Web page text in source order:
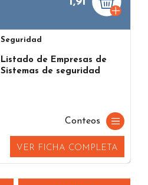
Seguridad
Listado de Empresas de
Sistemas de seguridad
Conteos
VER FICHA COMPLETA